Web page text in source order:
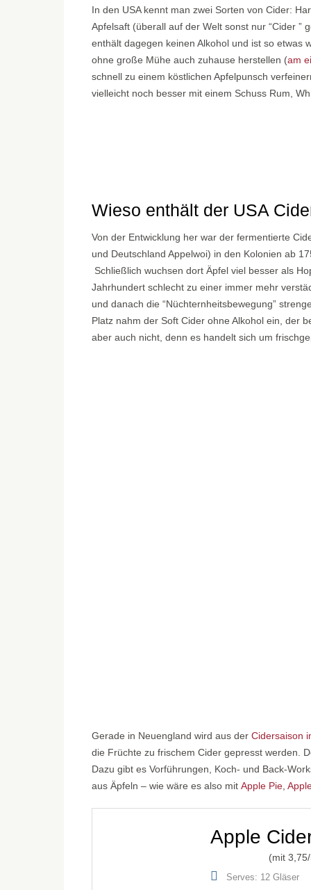
In den USA kennt man zwei Sorten von Cider:
Apfelsaft (überall auf der Welt sonst nur “Cider
enthält dagegen keinen Alkohol und ist so etwas
ohne große Mühe auch zuhause herstellen (am
schnell zu einem köstlichen Apfelpunsch
vielleicht noch besser mit einem Schuss Rum,
Wieso enthält der USA
Von der Entwicklung her war der fermentierte
und Deutschland Appelwoi) in den Kolonien ab
Schließlich wuchsen dort Äpfel viel besser als
Jahrhundert schlecht zu einer immer mehr
und danach die “Nüchternheitsbewegung”
Platz nahm der Soft Cider ohne Alkohol ein, der
aber auch nicht, denn es handelt sich um
Gerade in Neuengland wird aus der Cidersaison
die Früchte zu frischem Cider gepresst werden.
Dazu gibt es Vorführungen, Koch- und Back-
aus Äpfeln – wie wäre es also mit Apple Pie,
Apple
(mit 3,75
Serves: 12 Gläser